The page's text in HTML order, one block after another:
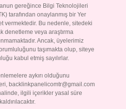
gereğince Bilgi Teknolojileri
tarafından onaylanmış bir Yer
vermektedir. Bu nedenle, sitedeki
denetleme veya araştırma
Ancak, üyelerimiz
taşımakta olup, siteye
kabul etmiş sayılırlar.
aykırı olduğunu
backlinkpanelicomtr@gmail.com
ilgili içerikler yasal süre